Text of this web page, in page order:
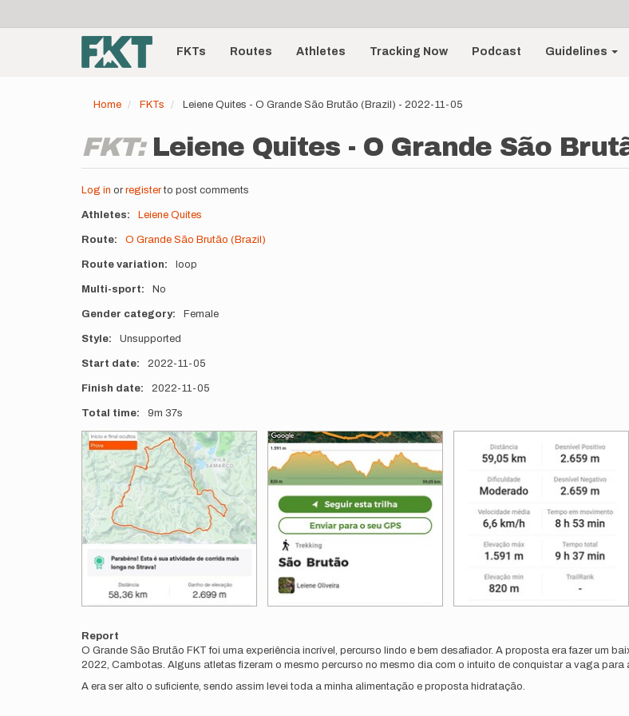
account
menu
Main
navigationFKTs Routes Athletes Tracking Now Podcast Guidelines
Home FKTs Leiene Quites - O Grande São Brutão (Brazil) - 2022-11-05
FKT: Leiene Quites - O Grande São
Log in or registerto post comments
Athletes Leiene Quites
Route O Grande São Brutão (Brazil)
Route variation loop
Multi-sport No
Gender category Female
Style Unsupported
Start date 2022-11-05
Finish date 2022-11-05
Total time 9m 37s
Photos
Report
O Grande São Brutão FKT foi uma experiência incrível, percurso lindo e bem desafiador. A proposta era fazer um
2022, Cambotas. Alguns atletas fizeram o mesmo percurso no mesmo dia com o intuito de conquistar a vaga para
A era ser alto o suficiente, sendo assim levei toda a minha alimentação e proposta hidratação.